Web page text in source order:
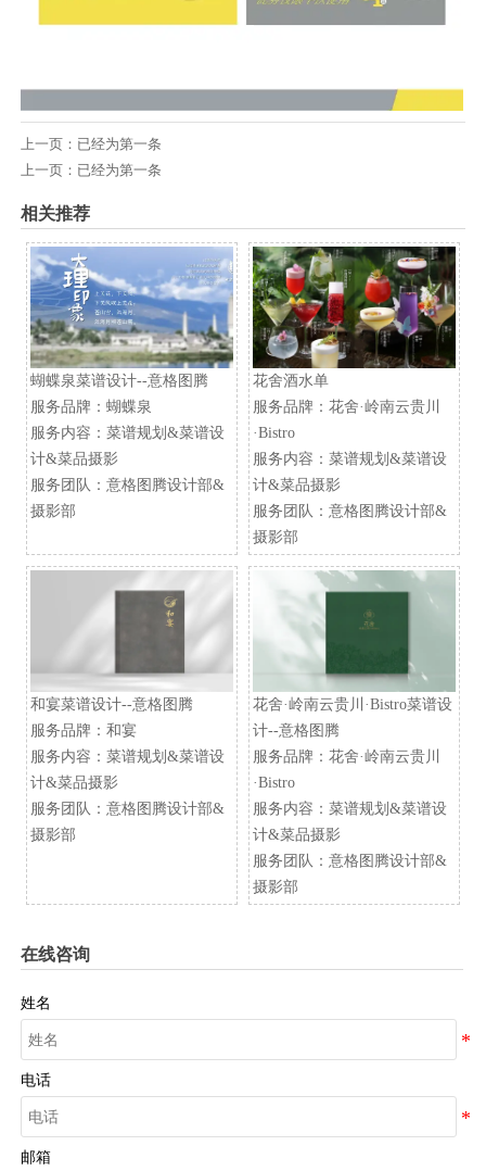
上一页：已经为第一条
上一页：已经为第一条
相关推荐
蝴蝶泉菜谱设计--意格图腾
服务品牌：蝴蝶泉
服务内容：菜谱规划&菜谱设
计&菜品摄影
服务团队：意格图腾设计部&
摄影部
花舍酒水单
服务品牌：花舍·岭南云贵川
·Bistro
服务内容：菜谱规划&菜谱设
计&菜品摄影
服务团队：意格图腾设计部&
摄影部
和宴菜谱设计--意格图腾
服务品牌：和宴
服务内容：菜谱规划&菜谱设
计&菜品摄影
服务团队：意格图腾设计部&
摄影部
花舍·岭南云贵川·Bistro菜谱设
计--意格图腾
服务品牌：花舍·岭南云贵川
·Bistro
服务内容：菜谱规划&菜谱设
计&菜品摄影
服务团队：意格图腾设计部&
摄影部
在线咨询
姓名
电话
邮箱